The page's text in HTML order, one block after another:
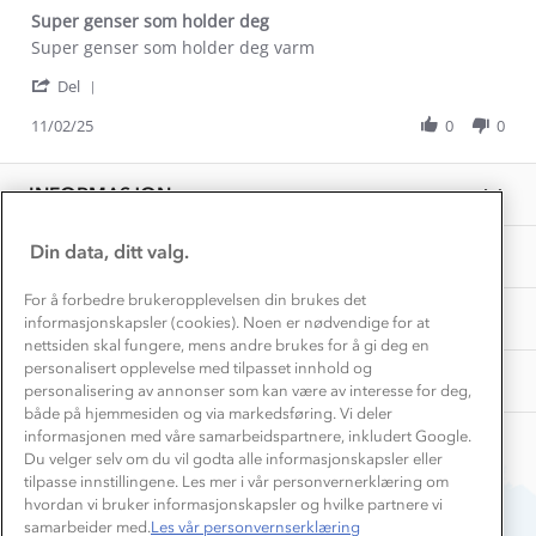
Super genser som holder deg
Review
Sonja
on
Feb
2025
review
Super
som
deg
Super genser som holder deg varm
Del
Sonja
S.
Feb
2025
11/02/25 0 0
INFORMASJON
Kundeklubb
Våre butikker
Bedrift, barnehage og SFO
Presse
OM OSS
Inkludering
Materialer
Personvern
Samarbeide med oss?
TIPS OG RÅD
Hvordan velge riktig turtøy?
Store størrelser
Turmat oppskrifter
Beredskap
AKTIVITETER
Få turinspirasjon og tips her⛰
Overnatte utendørs⛺
Leirskole 🥾
Barnehageansatt
Tips til hyttetur
Din data, ditt valg.
For å forbedre brukeropplevelsen din brukes det
informasjonskapsler (cookies). Noen er nødvendige for at
nettsiden skal fungere, mens andre brukes for å gi deg en
personalisert opplevelse med tilpasset innhold og
personalisering av annonser som kan være av interesse for deg,
både på hjemmesiden og via markedsføring. Vi deler
informasjonen med våre samarbeidspartnere, inkludert Google.
Du velger selv om du vil godta alle informasjonskapsler eller
tilpasse innstillingene. Les mer i vår personvernerklæring om
hvordan vi bruker informasjonskapsler og hvilke partnere vi
samarbeider med.Les vår personvernserklæring